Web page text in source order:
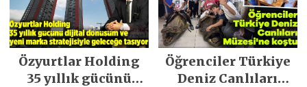
Özyurtlar Holding
35 yıllık gücünü
Öğrenciler Türkiye
Deniz Canlıları